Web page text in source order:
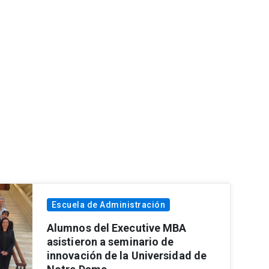
Escuela de Administración
Alumnos del Executive MBA
asistieron a seminario de
innovación de la Universidad de